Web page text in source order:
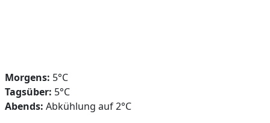
Morgens: 5°C
Tagsüber: 5°C
Abends: Abkühlung auf 2°C